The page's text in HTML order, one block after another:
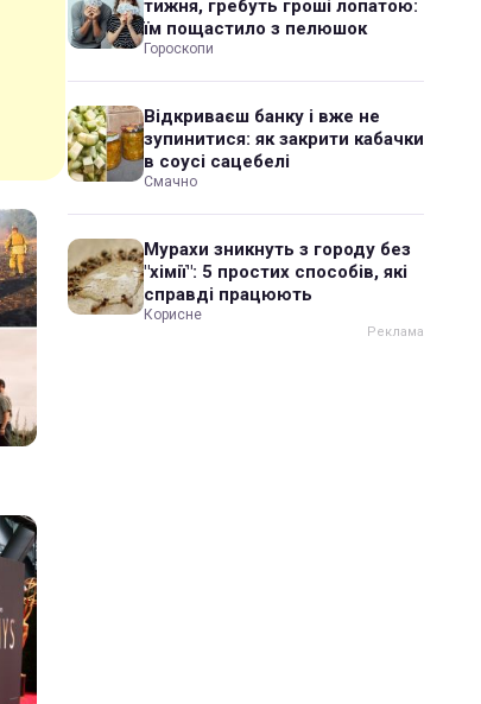
тижня, гребуть гроші лопатою:
їм пощастило з пелюшок
Гороскопи
Відкриваєш банку і вже не
зупинитися: як закрити кабачки
в соусі сацебелі
Смачно
Мурахи зникнуть з городу без
"хімії": 5 простих способів, які
справді працюють
Корисне